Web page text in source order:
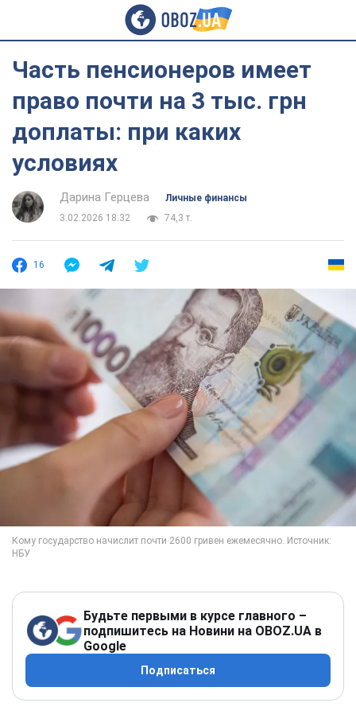
Часть пенсионеров имеет
право почти на 3 тыс. грн
доплаты: при каких
условиях
Дарина Герцева
Личные финансы
3.02.2026 18:32
74,3 т.
16
Будьте первыми в курсе главного –
подпишитесь на Новини на OBOZ.UA в
Google
Подписаться